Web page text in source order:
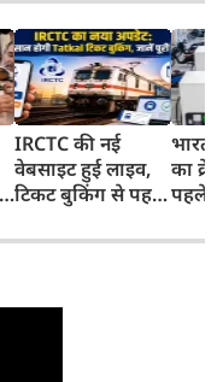
IRCTC की नई
वेबसाइट हुई लाइव,
टिकट बुकिंग से पहले
काम, जानें पूरा
भारत
का
पहले
और